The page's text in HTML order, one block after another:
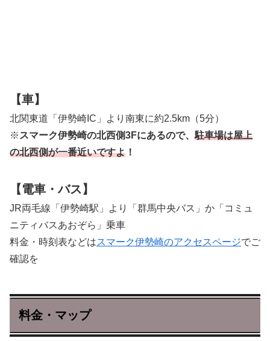
【車】
北関東道「伊勢崎IC」より南東に約2.5km（5分）
※ スマーク伊勢崎の北西側3Fにあるので、 駐車場は屋上
の北西側が一番近いですよ ！
【電車・バス】
JR両毛線「伊勢崎駅」より「群馬中央バス」か「コミュ
ニティバスあおぞら」乗車
料金・時刻表などはスマーク伊勢崎のアクセスページでご
確認を
料金・マップ